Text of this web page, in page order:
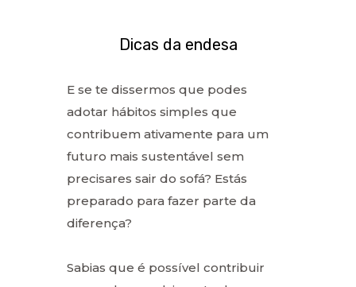
Dicas da endesa
E se te dissermos que podes
adotar hábitos simples que
contribuem ativamente para um
futuro mais sustentável sem
precisares sair do sofá? Estás
preparado para fazer parte da
diferença?
Sabias que é possível contribuir